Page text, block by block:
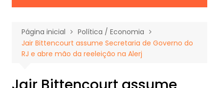
Página inicial
Política / Economia
Jair Bittencourt assume Secretaria de Governo do
RJ e abre mão da reeleição na Alerj